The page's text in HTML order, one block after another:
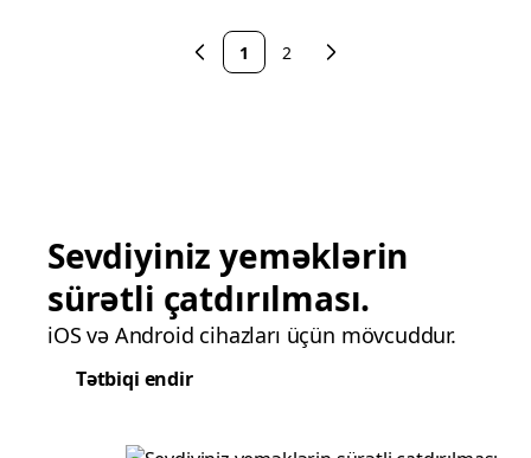
1 2
Sevdiyiniz yeməklərin
sürətli çatdırılması.
iOS və Android cihazları üçün mövcuddur.
Tətbiqi endir